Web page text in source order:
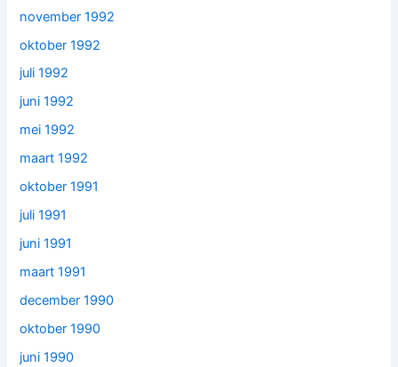
november 1992
oktober 1992
juli 1992
juni 1992
mei 1992
maart 1992
oktober 1991
juli 1991
juni 1991
maart 1991
december 1990
oktober 1990
juni 1990